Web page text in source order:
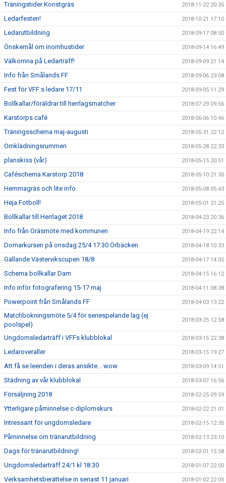
Träningstider Konstgräs 2018-11-22 20:35
Ledarfesten! 2018-10-21 17:10
Ledarutbildning 2018-09-17 08:50
Önskemål om inomhustider 2018-09-14 16:49
Välkomna på Ledarträff! 2018-09-09 21:14
Info från Smålands FF 2018-09-06 23:08
Fest för VFF:s ledare 17/11 2018-09-05 11:29
Bollkallar/föräldrar till herrlagsmatcher 2018-07-29 09:56
Karstorps café 2018-06-06 10:46
Träningsschema maj-augusti 2018-05-31 22:12
Omklädningsrummen 2018-05-28 22:33
planskiss (vår) 2018-05-15 20:51
Caféschema Karstorp 2018 2018-05-10 21:30
Hemmagräs och lite info 2018-05-08 05:43
Heja Fotboll! 2018-05-01 21:25
Bollkallar till Herrlaget 2018 2018-04-23 20:36
Info från Gräsmöte med kommunen 2018-04-19 22:14
Domarkursen på onsdag 25/4 17:30 Örbäcken 2018-04-18 10:33
Gällande Västervikscupen 18/8 2018-04-17 14:05
Schema bollkallar Dam 2018-04-15 16:12
Info inför fotografering 15-17 maj 2018-04-11 08:38
Powerpoint från Smålands FF 2018-04-03 13:22
Matchbokningsmöte 5/4 för seriespelande lag (ej
poolspel)
2018-03-25 12:58
Ungdomsledarträff i VFFs klubblokal 2018-03-15 22:38
Ledaroveraller 2018-03-15 19:27
Att få se leenden i deras ansikte... wow 2018-03-09 14:51
Städning av vår klubblokal 2018-03-07 16:56
Försäljning 2018 2018-02-25 09:59
Ytterligare påminnelse c-diplomskurs 2018-02-22 21:01
Intressant för ungdomsledare 2018-02-15 12:35
Påminnelse om tränarutbildning 2018-02-13 23:10
Dags för tränarutbildning! 2018-02-01 15:58
Ungdomsledarträff 24/1 kl 18.30 2018-01-07 22:00
Verksamhetsberättelse in senast 11 januari 2018-01-02 22:05